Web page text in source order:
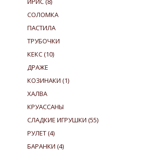
СОЛОМКА
ПАСТИЛА
ТРУБОЧКИ
КЕКС(10)
ДРАЖЕ
КОЗИНАКИ (1)
ХАЛВА
КРУАССАНЫ
СЛАДКИЕ ИГРУШКИ (55)
РУЛЕТ(4)
БАРАНКИ (4)